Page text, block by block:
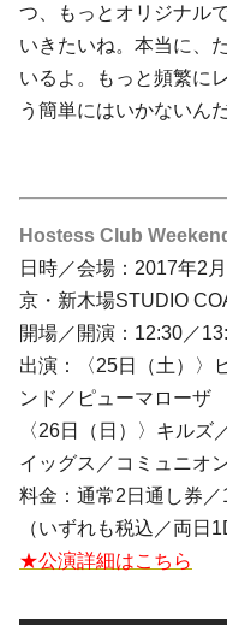
つ、もっとオリジナル
いきたいね。本当に、
いるよ。もっと頻繁に
う簡単にはいかないん
Hostess Club
日時／会場：2017年2
京・新木場STUDIO
開場／開演：12:30／
出演：〈25日（土）〉
ンド ／ ピューマローザ
〈26日（日）〉 キルズ
イッグス ／ コミュニオ
料金：通常2日通し券
（いずれも税込／両日
★公演詳細はこちら